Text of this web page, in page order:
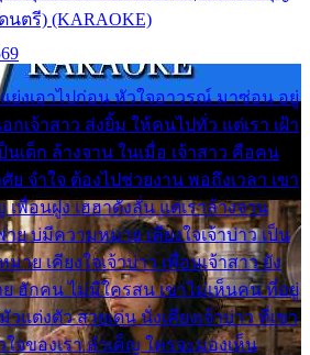
นตรี) (KARAOKE)
ย่งเอาไปก่อน หัวใจอาวรณ์ มาซ่อน อยู่
กเจ้าสาว ส่งยิ้ม ให้คนไปทั่ว แต่เรา เฝ้า
นเด็ก ล้างจาน ในเมื่อ เจ้าสาว คือคน
ย จำใจ ต้องไปช่วยงาน พอถึงเวลา เขา
พื่อนฝูง เฮฮาดังลั่น แต่เราล้างจาน
ย บ่มีความหมาย เคียงใจเจ้าบ่าว เป็น
ย เคียงใจเจ้าบ่าว เพื่อนเจ้าสาว ยัง
ฮักคน ไม่มีใครสน เขาไม่เห็นคน ที่อยู่
วแต่งตัว สวยเด่น นั่งเคียงเจ้าบ่าว ที่เขา
ใจของเรา ลำเค็ญ ใครจะมองเห็น